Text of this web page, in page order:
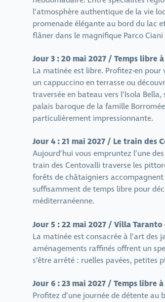
l’atmosphère authentique de la vie
promenade élégante au bord du lac
flâner dans le magnifique Parco
Jour 3 : 20 mai 2027 / Temps libre
La matinée est libre. Profitez-en
un cappuccino en terrasse ou
traversée en bateau vers l’Isola
palais baroque de la famille
particulièrement impressionnante.
Jour 4 : 21 mai 2027 / Le train des
Aujourd’hui vous empruntez l’une
train des Centovalli traverse les
forêts de châtaigniers
suffisamment de temps libre pour
méditerranéenne.
Jour 5 : 22 mai 2027 / Villa Taranto
La matinée est consacrée à l’art
aménagements raffinés offrent un
s’être arrêté : ruelles pavées,
Jour 6 : 23 mai 2027 / Temps libre
Profitez d’une journée de détente